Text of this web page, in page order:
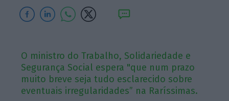
O ministro do Trabalho, Solidariedade e
Segurança Social espera "que num prazo
muito breve seja tudo esclarecido sobre
eventuais irregularidades” na Raríssimas.